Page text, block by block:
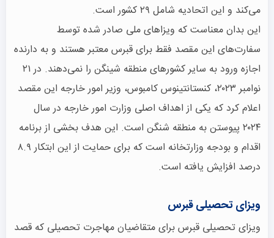
می‌کند و این اتحادیه شامل ۲۹ کشور است.
این بدان معناست که ویزاهای ملی صادر شده توسط
سفارت‌های این مقصد فقط برای قبرس معتبر هستند و به دارنده
اجازه ورود به سایر کشورهای منطقه شینگن را نمی‌دهند. در ۲۱
نوامبر ۲۰۲۳، کنستانتینوس کامبوس، وزیر امور خارجه این مقصد
اعلام کرد که یکی از اهداف اصلی وزارت امور خارجه در سال
۲۰۲۴ پیوستن به منطقه شنگن است. این هدف بخشی از برنامه
اقدام و بودجه وزارتخانه است که برای حمایت از این ابتکار ۸.۹
درصد افزایش یافته است.
ویزای تحصیلی قبرس
ویزای تحصیلی قبرس برای متقاضیان مهاجرت تحصیلی که قصد